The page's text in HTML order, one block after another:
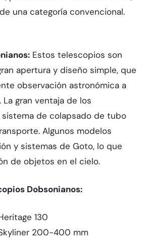
una categoría convencional.
Estos telescopios son
apertura y diseño simple, que
observación astronómica a
gran ventaja de los
de colapsado de tubo
Algunos modelos
y sistemas de Goto, lo que
de objetos en el cielo.
Dobsonianos:
130
200-400 mm